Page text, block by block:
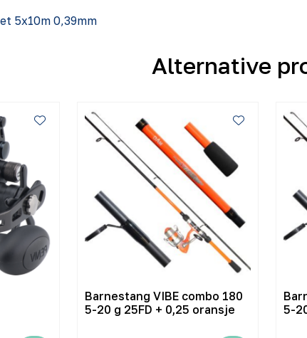
5x10m 0,39mm
Alternative
Barnestang VIBE combo 180
5-20 g 25FD + 0,25 oransje
5-